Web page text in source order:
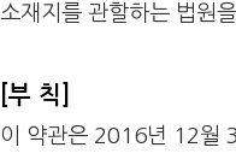
소재지를 관할하는 법원
[부 칙]
이 약관은 2016년 12월